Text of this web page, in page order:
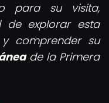
para su visita,
de explorar esta
comprender su
de la Primera